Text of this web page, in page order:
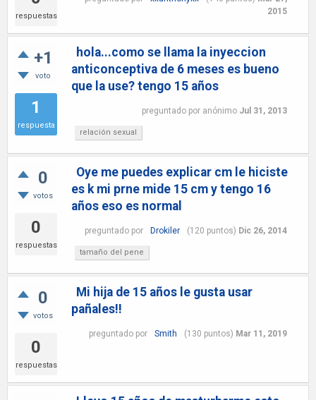
respuestas
2015
+1
voto
1
respuesta
hola...como se llama la inyeccion
anticonceptiva de 6 meses es bueno
que la use? tengo 15 años
preguntado por anónimo Jul 31, 2013
relación sexual
0
votos
0
respuestas
Oye me puedes explicar cm le hiciste
es k mi prne mide 15 cm y tengo 16
años eso es normal
preguntado por Drokiler (120 puntos) Dic 26, 2014
tamaño del pene
0
votos
0
respuestas
Mi hija de 15 años le gusta usar
pañales!!
preguntado por Smith (130 puntos) Mar 11, 2019